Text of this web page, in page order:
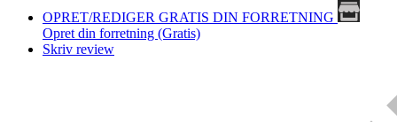
OPRET/REDIGER GRATIS DIN FORRETNING
Opret din forretning (Gratis)
Skriv review